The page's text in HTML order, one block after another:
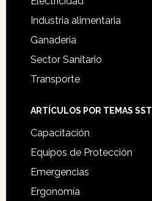
Industria alimentaria
Ganadería
Sector Sanitario
Transporte
ARTÍCULOS POR TEMAS SST
Capacitación
Equipos de Protección
Emergencias
Ergonomía